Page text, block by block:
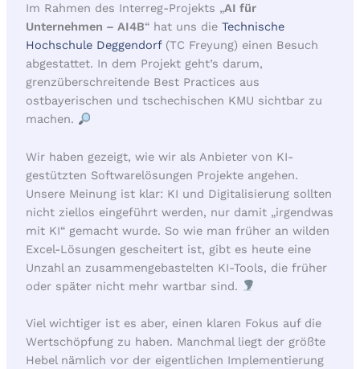
Im Rahmen des Interreg-Projekts „AI für
Unternehmen – AI4B“ hat uns die Technische
Hochschule Deggendorf(TC Freyung) einen Besuch
abgestattet. In dem Projekt geht’s darum,
grenzüberschreitende Best Practices aus
ostbayerischen und tschechischen KMU sichtbar zu
machen.
Wir haben gezeigt, wie wir als Anbieter von KI-
gestützten Softwarelösungen Projekte angehen.
Unsere Meinung ist klar: KI und Digitalisierung sollten
nicht ziellos eingeführt werden, nur damit „irgendwas
mit KI“ gemacht wurde. So wie man früher an wilden
Excel-Lösungen gescheitert ist, gibt es heute eine
Unzahl an zusammengebastelten KI-Tools, die früher
oder später nicht mehr wartbar sind.
Viel wichtiger ist es aber, einen klaren Fokus auf die
Wertschöpfung zu haben. Manchmal liegt der größte
Hebel nämlich vor der eigentlichen Implementierung